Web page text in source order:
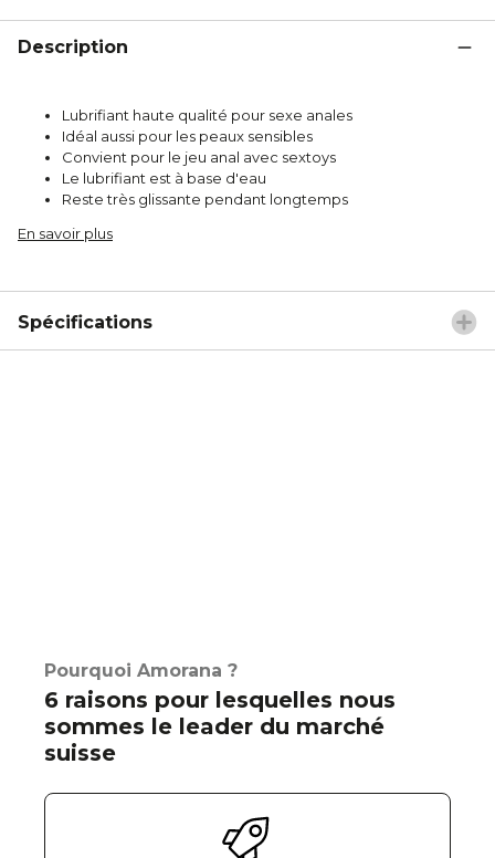
Description
Lubrifiant haute qualité pour sexe anales
Idéal aussi pour les peaux sensibles
Convient pour le jeu anal avec sextoys
Le lubrifiant est à base d'eau
Reste très glissante pendant longtemps
En savoir plus
Spécifications
Pourquoi Amorana ?
6 raisons pour lesquelles nous
sommes le leader du marché
suisse